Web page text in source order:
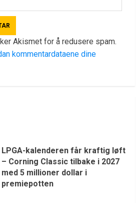
Akismet for å redusere spam.
kommentardataene dine
LPGA-kalenderen får kraftig løft
– Corning Classic tilbake i 2027
med 5 millioner dollar i
premiepotten